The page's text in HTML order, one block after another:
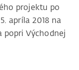
projektu po
apríla 2018 na
popri Východnej